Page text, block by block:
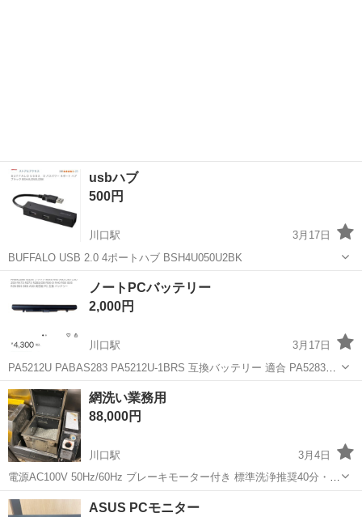
usbハブ
500円
川口駅
3月17日
BUFFALO USB 2.0 4ポートハブ BSH4U050U2BK
埼玉 川口市 川口駅 周辺機器
ノートPCバッテリー
2,000円
川口駅
3月17日
PA5212U PABAS283 PA5212U-1BRS 互換バッテリー 適合 PA5283U-
1BRS PA5265U-1BRS PABAS286 PABAS288 対応用 ブラックTecra
A40 A50 C40 C...
埼玉 川口市 川口駅 周辺機器
網洗い業務用
88,000円
川口駅
3月4日
電源AC100V 50Hz/60Hz ブレーキモーター付き 標準洗浄推奨40分・磨
きは随意 枚数：太網15枚～細網22枚 仕様タイマー：60分 連続運転
も可 , 網サイズ：300mm以下 キャスター付き 外形寸法(mm)幅6...
埼玉 川口市 その他
ASUS PCモニター